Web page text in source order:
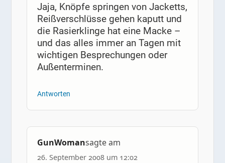
Jaja, Knöpfe springen von Jacketts,
Reißverschlüsse gehen kaputt und
die Rasierklinge hat eine Macke –
und das alles immer an Tagen mit
wichtigen Besprechungen oder
Außenterminen.
Antworten
GunWomansagte am
26. September 2008 um 12:02